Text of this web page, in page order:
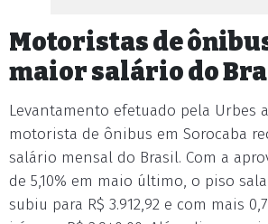
Motoristas de
maior salário do
Levantamento efetuado pela Urbes
motorista de ônibus em Sorocaba
salário mensal do Brasil. Com a
de 5,10% em maio último, o piso
subiu para R$ 3.912,92 e com mais